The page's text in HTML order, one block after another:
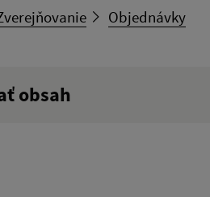
Objednávky
obsah